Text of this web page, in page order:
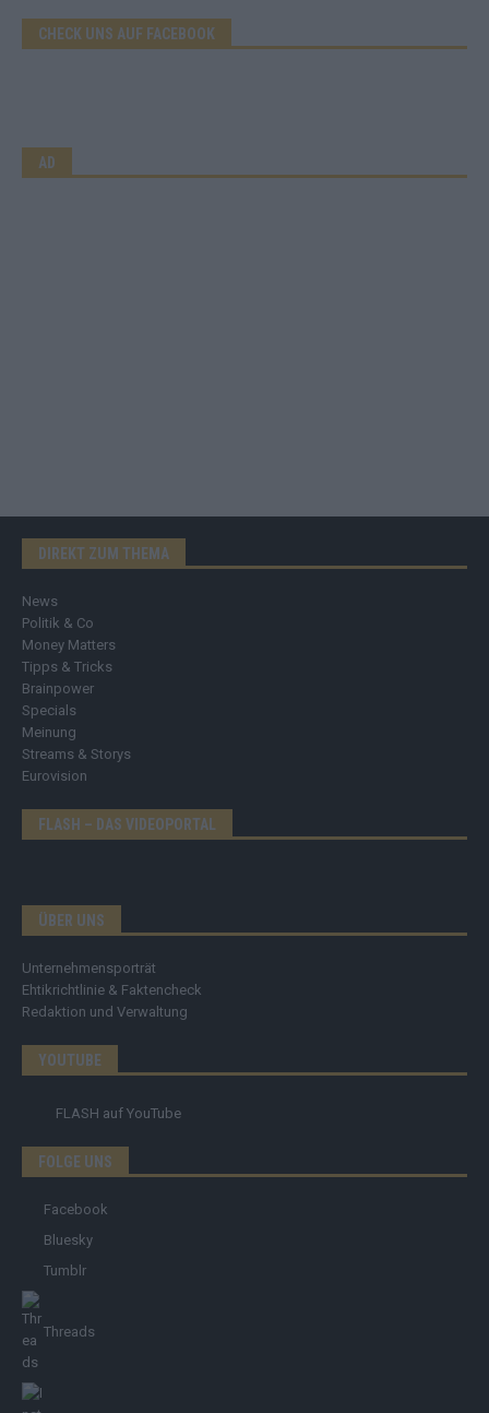
CHECK UNS AUF FACEBOOK
AD
DIREKT ZUM THEMA
News
Politik & Co
Money Matters
Tipps & Tricks
Brainpower
Specials
Meinung
Streams & Storys
Eurovision
FLASH – DAS VIDEOPORTAL
ÜBER UNS
Unternehmensporträt
Ehtikrichtlinie & Faktencheck
Redaktion und Verwaltung
YOUTUBE
FLASH auf YouTube
FOLGE UNS
Facebook
Bluesky
Tumblr
Threads